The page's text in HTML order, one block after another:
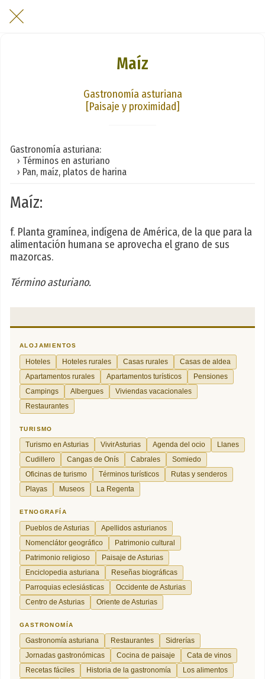
Maíz
Gastronomía asturiana
[Paisaje y proximidad]
Gastronomía asturiana:
› Términos en asturiano
› Pan, maíz, platos de harina
Maíz:
f. Planta gramínea, indígena de América, de la que para la
alimentación humana se aprovecha el grano de sus
mazorcas.
Término asturiano.